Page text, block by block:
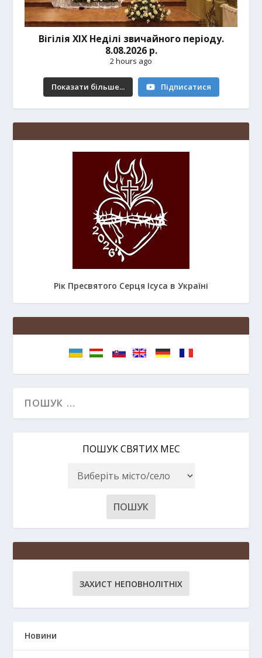
Вігілія ХІХ Неділі звичайного періоду.
8.08.2026 р.
2 hours ago
Показати більше... Підписатися
Рік Пресвятого Серця Ісуса в Україні
ПОШУК СВЯТИХ МЕС
ЗАХИСТ НЕПОВНОЛІТНІХ
Новини